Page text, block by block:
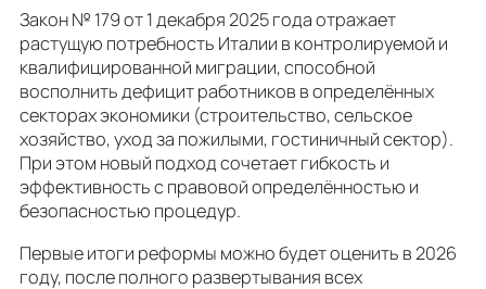
Закон № 179 от 1 декабря 2025 года отражает
растущую потребность Италии в контролируемой и
квалифицированной миграции, способной
восполнить дефицит работников в определённых
секторах экономики (строительство, сельское
хозяйство, уход за пожилыми, гостиничный сектор).
При этом новый подход сочетает гибкость и
эффективность с правовой определённостью и
безопасностью процедур.
Первые итоги реформы можно будет оценить в 2026
году, после полного развертывания всех